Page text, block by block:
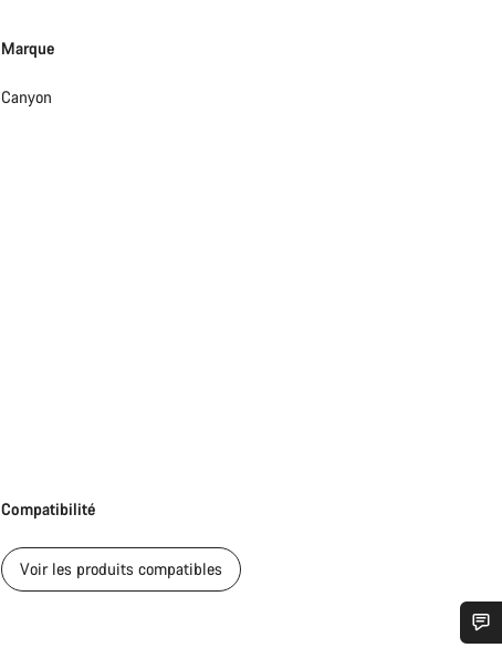
Marque
Canyon
Compatibilité
Voir les produits compatibles